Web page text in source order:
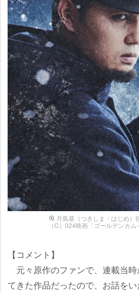
月島基（つきしま・はじめ）
（C）024映画「ゴールデンカ
【コメント】
元々原作のファンで、連載当
てきた作品だったので、お話を